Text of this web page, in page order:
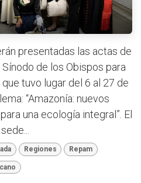
presentadas las actas de
de los Obispos para
que tuvo lugar del 6 al 27 de
“Amazonía: nuevos
una ecología integral”. El
Regiones Repam